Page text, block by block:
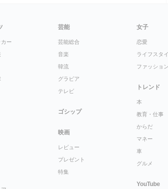
ー
芸能
芸能総合
音楽
韓流
グラビア
テレビ
ゴシップ
映画
レビュー
プレゼント
特集
女子
恋愛
ライフスタ
ファッション
トレンド
本
教育・仕事
からだ
マネー
車
グルメ
YouTube